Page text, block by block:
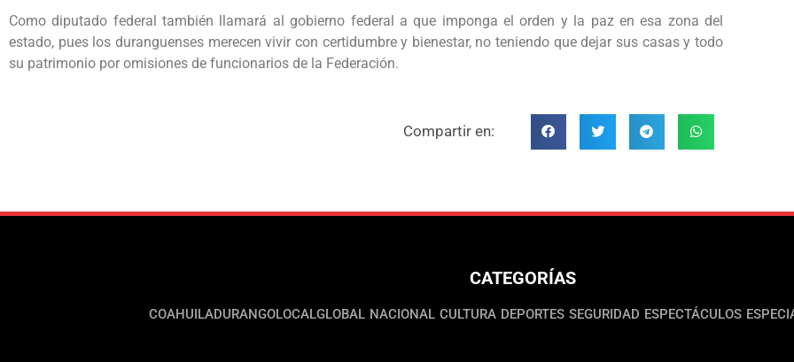
Como diputado federal también llamará al gobierno federal a que imponga el orden y la paz en esa zona del
estado, pues los duranguenses merecen vivir con certidumbre y bienestar, no teniendo que dejar sus casas y todo
su patrimonio por omisiones de funcionarios de la Federación.
Compartir en:
CATEGORÍAS
COAHUILADURANGOLOCALGLOBAL NACIONAL CULTURA DEPORTES SEGURIDAD ESPECTÁCULOS